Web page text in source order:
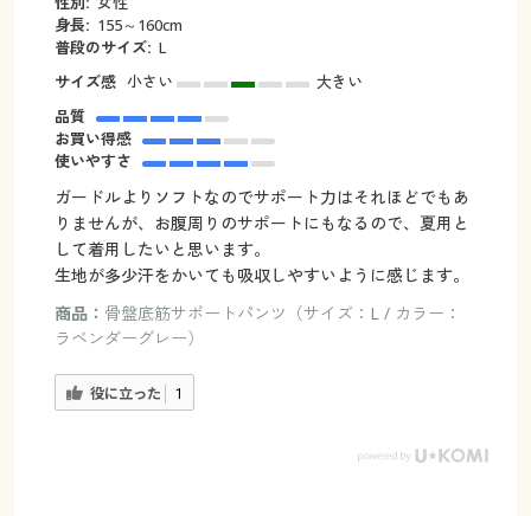
身長: 155～160cm
普段のサイズ: L
サイズ感 小さい
大きい
品質
お買い得感
使いやすさ
ガードルよりソフトなのでサポート力はそれほどでもあ
りませんが、お腹周りのサポートにもなるので、夏用と
して着用したいと思います。
生地が多少汗をかいても吸収しやすいように感じます。
商品： 骨盤底筋サポートパンツ（サイズ：L / カラー：
ラベンダーグレー）
役に立った 1